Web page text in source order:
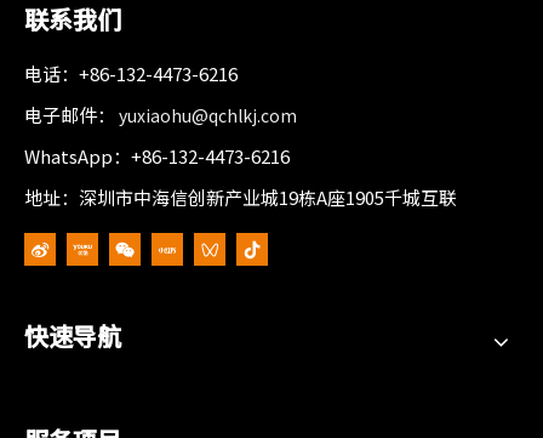
联系我们
电话：+86-132-4473-6216
电子邮件： yuxiaohu@qchlkj.com
WhatsApp：+86-132-4473-6216
地址：深圳市中海信创新产业城19栋A座1905千城互联
快速导航